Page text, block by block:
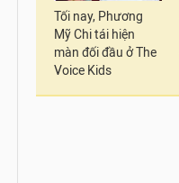
Tối nay, Phương
Mỹ Chi tái hiện
màn đối đầu ở The
Voice Kids